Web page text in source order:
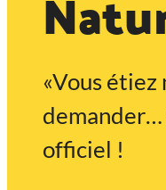
«Vous étiez
demander…
officiel !